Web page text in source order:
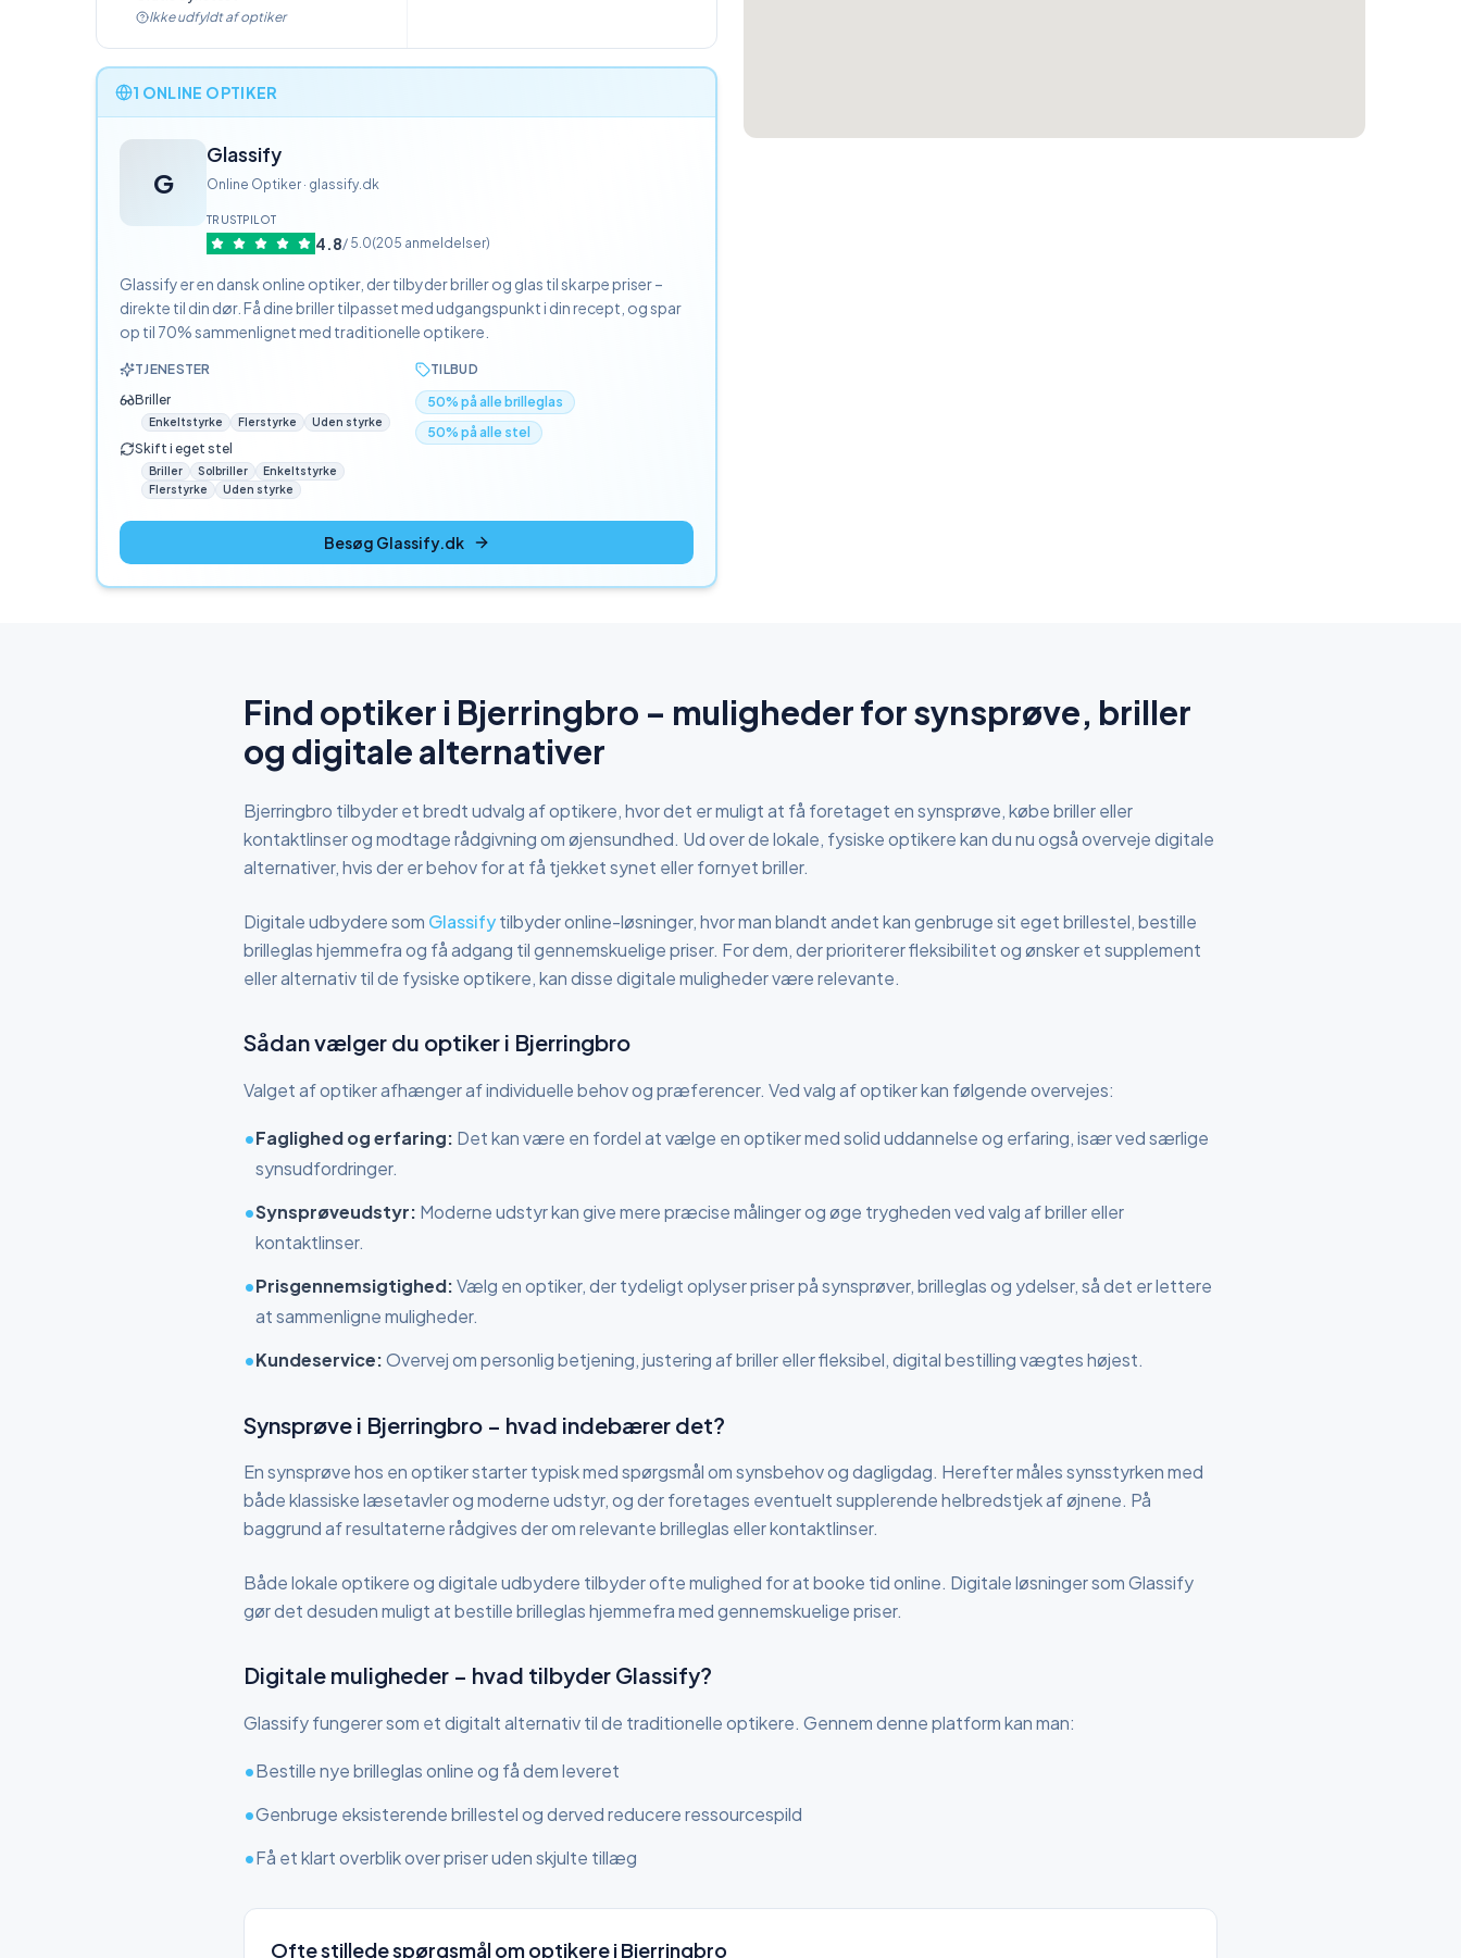
Ikke udfyldt af optiker
1 ONLINE OPTIKER
G
Glassify
Online Optiker · glassify.dk
TRUSTPILOT
4.8/ 5.0(205 anmeldelser)
Glassify er en dansk online optiker, der tilbyder briller og glas til skarpe priser –
direkte til din dør. Få dine briller tilpasset med udgangspunkt i din recept, og spar
op til 70% sammenlignet med traditionelle optikere.
TJENESTER
Briller
Enkeltstyrke Flerstyrke Uden styrke
Skift i eget stel
Briller Solbriller
Enkeltstyrke
Flerstyrke
Uden styrke
TILBUD
50% på alle brilleglas
50% på alle stel
Besøg Glassify.dk
Find optiker i Bjerringbro – muligheder for synsprøve, briller
og digitale alternativer
Bjerringbro tilbyder et bredt udvalg af optikere, hvor det er muligt at få foretaget en synsprøve, købe briller eller
kontaktlinser og modtage rådgivning om øjensundhed. Ud over de lokale, fysiske optikere kan du nu også overveje digitale
alternativer, hvis der er behov for at få tjekket synet eller fornyet briller.
Digitale udbydere som Glassifytilbyder online-løsninger, hvor man blandt andet kan genbruge sit eget brillestel, bestille
brilleglas hjemmefra og få adgang til gennemskuelige priser. For dem, der prioriterer fleksibilitet og ønsker et supplement
eller alternativ til de fysiske optikere, kan disse digitale muligheder være relevante.
Sådan vælger du optiker i Bjerringbro
Valget af optiker afhænger af individuelle behov og præferencer. Ved valg af optiker kan følgende overvejes:
•Faglighed og erfaring: Det kan være en fordel at vælge en optiker med solid uddannelse og erfaring, især ved særlige
synsudfordringer.
•Synsprøveudstyr: Moderne udstyr kan give mere præcise målinger og øge trygheden ved valg af briller eller
kontaktlinser.
•Prisgennemsigtighed:Vælg en optiker, der tydeligt oplyser priser på synsprøver, brilleglas og ydelser, så det er lettere
at sammenligne muligheder.
•Kundeservice:Overvej om personlig betjening, justering af briller eller fleksibel, digital bestilling vægtes højest.
Synsprøve i Bjerringbro – hvad indebærer det?
En synsprøve hos en optiker starter typisk med spørgsmål om synsbehov og dagligdag. Herefter måles synsstyrken med
både klassiske læsetavler og moderne udstyr, og der foretages eventuelt supplerende helbredstjek af øjnene. På
baggrund af resultaterne rådgives der om relevante brilleglas eller kontaktlinser.
Både lokale optikere og digitale udbydere tilbyder ofte mulighed for at booke tid online. Digitale løsninger som Glassify
gør det desuden muligt at bestille brilleglas hjemmefra med gennemskuelige priser.
Digitale muligheder – hvad tilbyder Glassify?
Glassify fungerer som et digitalt alternativ til de traditionelle optikere. Gennem denne platform kan man:
•Bestille nye brilleglas online og få dem leveret
•Genbruge eksisterende brillestel og derved reducere ressourcespild
•Få et klart overblik over priser uden skjulte tillæg
Ofte stillede spørgsmål om optikerei Bjerringbro